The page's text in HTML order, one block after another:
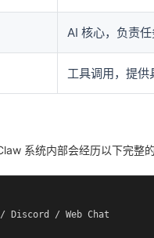
AI 核心，负责
工具调用，提供
系统内部会经历以下完整
Discord / Web Chat